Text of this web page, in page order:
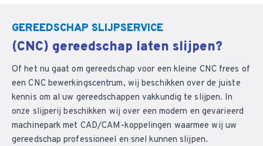
GEREEDSCHAP SLIJPSERVICE
(CNC) gereedschap laten slijpen?
Of het nu gaat om gereedschap voor een kleine CNC frees of
een CNC bewerkingscentrum, wij beschikken over de juiste
kennis om al uw gereedschappen vakkundig te slijpen. In
onze slijperij beschikken wij over een modern en gevarieerd
machinepark met CAD/CAM-koppelingen waarmee wij uw
gereedschap professioneel en snel kunnen slijpen.